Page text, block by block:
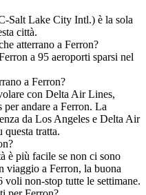
Salt Lake City Intl.) è la sola
città.
atterrano a Ferron?
a 95 aeroporti sparsi nel
a Ferron?
con Delta Air Lines,
andare a Ferron. La
da Los Angeles e Delta Air
questa tratta.
è più facile se non ci sono
viaggio a Ferron, la buona
non-stop tutte le settimane.